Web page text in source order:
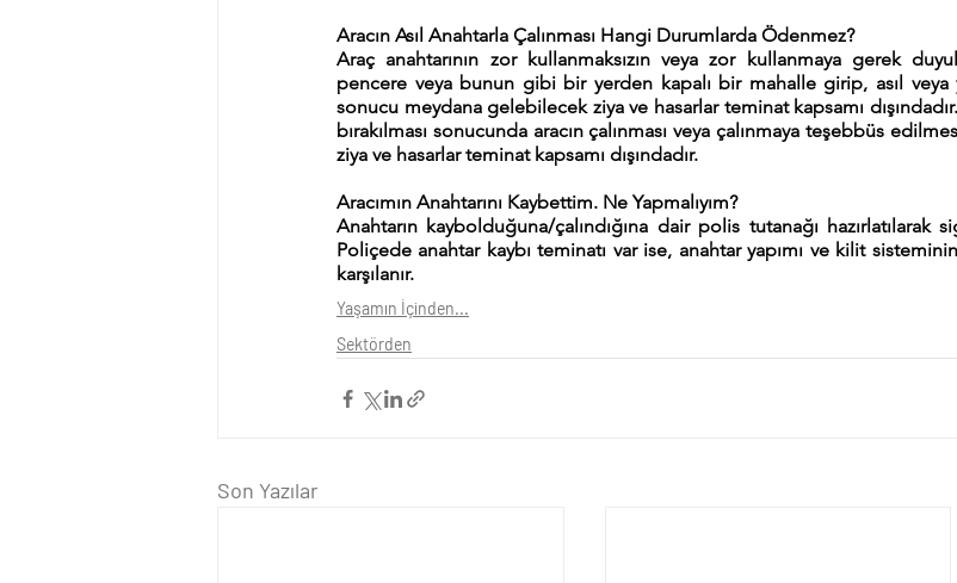
Aracın Asıl Anahtarla Çalınması Hangi Durumlarda Ödenmez?
Araç anahtarının zor kullanmaksızın veya zor kullanmaya gerek
pencere veya bunun gibi bir yerden kapalı bir mahalle girip, asıl
sonucu meydana gelebilecek ziya ve hasarlar teminat kapsamı
bırakılması sonucunda aracın çalınması veya çalınmaya teşebbüs
ziya ve hasarlar teminat kapsamı dışındadır.
Aracımın Anahtarını Kaybettim. Ne Yapmalıyım?
Anahtarın kaybolduğuna/çalındığına dair polis tutanağı hazırlatılarak
Poliçede anahtar kaybı teminatı var ise, anahtar yapımı ve kilit
karşılanır.
Yaşamın İçinden...
Sektörden
Son Yazılar